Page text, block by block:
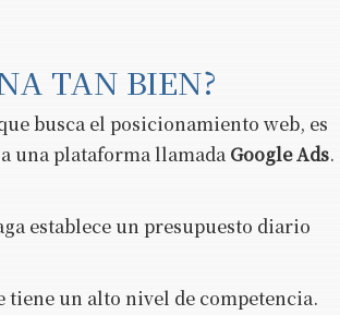
TAN BIEN?
busca el posicionamiento web, es
una plataforma llamada Google Ads.
establece un presupuesto diario
tiene un alto nivel de competencia.